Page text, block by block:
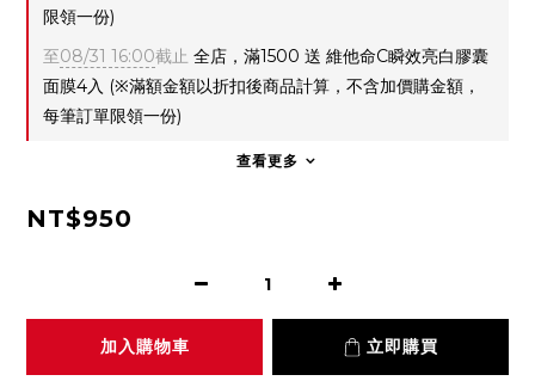
限領一份)
至08/31 16:00截止 全店，滿1500 送 維他命C瞬效亮白膠囊
面膜4入 (※滿額金額以折扣後商品計算，不含加價購金額，
每筆訂單限領一份)
查看更多
NT$950
加入購物車 立即購買